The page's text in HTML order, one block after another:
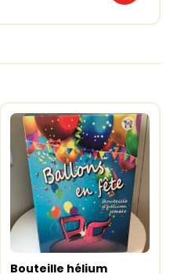
Bouteille hélium